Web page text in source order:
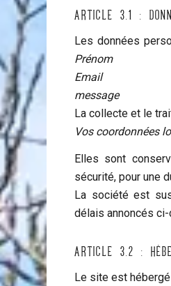
Article 3.1 :
Les données
Prénom
Email
message
La collecte et le
Vos coordonnées
Elles sont
sécurité, pour une
La société est
délais annoncés
Article 3.2 :
Le site est hébergé